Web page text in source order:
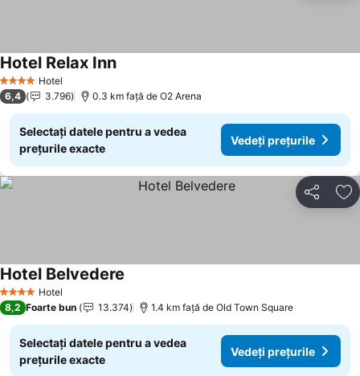
4 Stele Hotel
Hotel Relax Inn
6,4 3.796 0.3 km faţă de O2 Arena
Selectați datele pentru a vedea
prețurile exacte
Vedeți prețurile
Distribuiți
4 Stele Hotel
Hotel Belvedere
8,2 Foarte bun 13.374 1.4 km faţă de Old Town Square
Selectați datele pentru a vedea
prețurile exacte
Vedeți prețurile